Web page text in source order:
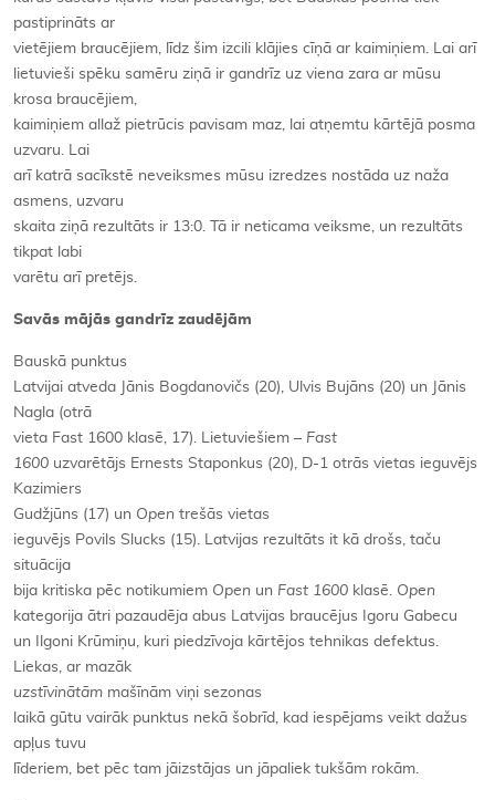
pastiprināts ar
vietējiem braucējiem, līdz šim izcili klājies cīņā ar kaimiņiem. Lai arī
lietuvieši spēku samēru ziņā ir gandrīz uz viena zara ar mūsu
krosa braucējiem,
kaimiņiem allaž pietrūcis pavisam maz, lai atņemtu kārtējā posma
uzvaru. Lai
arī katrā sacīkstē neveiksmes mūsu izredzes nostāda uz naža
asmens, uzvaru
skaita ziņā rezultāts ir 13:0. Tā ir neticama veiksme, un rezultāts
tikpat labi
varētu arī pretējs.
Savās mājās gandrīz zaudējām
Bauskā punktus
Latvijai atveda Jānis Bogdanovičs (20), Ulvis Bujāns (20) un Jānis
Nagla (otrā
vieta Fast 1600 klasē, 17). Lietuviešiem – Fast
1600 uzvarētājs Ernests Staponkus (20), D-1 otrās vietas ieguvējs
Kazimiers
Gudžjūns (17) un Open trešās vietas
ieguvējs Povils Slucks (15). Latvijas rezultāts it kā drošs, taču
situācija
bija kritiska pēc notikumiem Open un Fast 1600 klasē. Open
kategorija ātri pazaudēja abus Latvijas braucējus Igoru Gabecu
un Ilgoni Krūmiņu, kuri piedzīvoja kārtējos tehnikas defektus.
Liekas, ar mazāk
uzstīvinātām mašīnām viņi sezonas
laikā gūtu vairāk punktus nekā šobrīd, kad iespējams veikt dažus
apļus tuvu
līderiem, bet pēc tam jāizstājas un jāpaliek tukšām rokām.